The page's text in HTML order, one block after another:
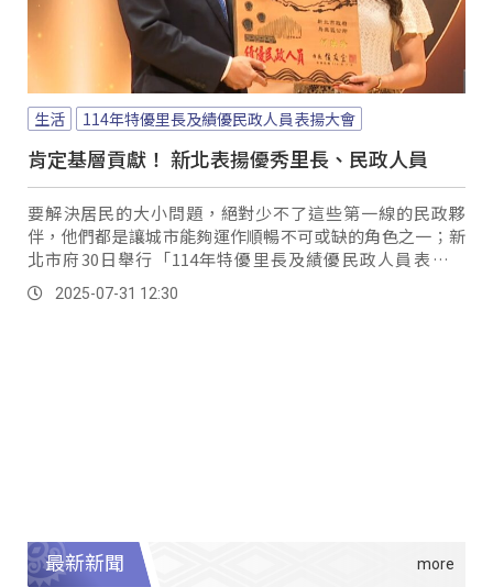
生活 114年特優里長及績優民政人員表揚大會
肯定基層貢獻！ 新北表揚優秀里長、民政人員
要解決居民的大小問題，絕對少不了這些第一線的民政夥
伴，他們都是讓城市能夠運作順暢不可或缺的角色之一；新
北市府30日舉行「114年特優里長及績優民政人員表揚大
會」，要向這群默默耕耘在地的幕後推手獻上最高的敬意。
2025-07-31 12:30
最新新聞